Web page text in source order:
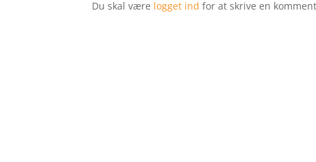
Du skal være logget ind for at skrive en